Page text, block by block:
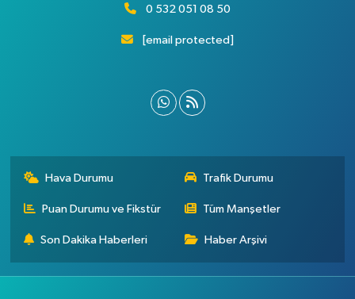
0 532 051 08 50
[email protected]
Hava Durumu Trafik Durumu
Puan Durumu ve Fikstür Tüm Manşetler
Son Dakika Haberleri Haber Arşivi